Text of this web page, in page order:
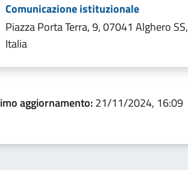
Comunicazione istituzionale
Piazza Porta Terra, 9, 07041 Alghero SS,
Italia
aggiornamento:21/11/2024, 16:09